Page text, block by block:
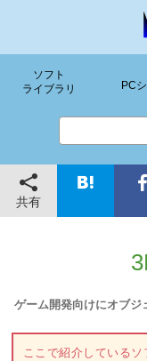
ソフト
ライブラリ
PC
共有
ゲーム開発向けにオブジ
ここで紹介している